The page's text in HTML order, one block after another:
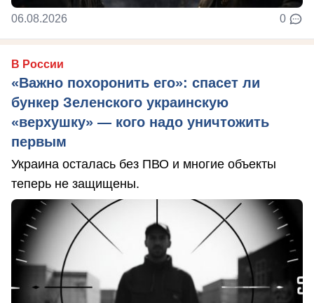
06.08.2026 0
В России
«Важно похоронить его»: спасет ли
бункер Зеленского украинскую
«верхушку» — кого надо уничтожить
первым
Украина осталась без ПВО и многие объекты
теперь не защищены.